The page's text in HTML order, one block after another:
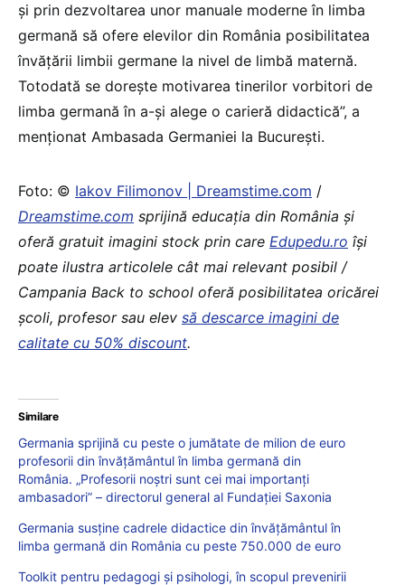
şi prin dezvoltarea unor manuale moderne în limba
germană să ofere elevilor din România posibilitatea
învăţării limbii germane la nivel de limbă maternă.
Totodată se doreşte motivarea tinerilor vorbitori de
limba germană în a-şi alege o carieră didactică”, a
menţionat Ambasada Germaniei la Bucureşti.
Foto: © Iakov Filimonov | Dreamstime.com /
Dreamstime.com sprijină educaţia din România şi
oferă gratuit imagini stock prin care Edupedu.ro îşi
poate ilustra articolele cât mai relevant posibil /
Campania Back to school oferă posibilitatea oricărei
școli, profesor sau elev să descarce imagini de
calitate cu 50% discount.
Similare
Germania sprijină cu peste o jumătate de milion de euro
profesorii din învăţământul în limba germană din
România. „Profesorii noştri sunt cei mai importanţi
ambasadori” – directorul general al Fundaţiei Saxonia
Germania susține cadrele didactice din învățământul în
limba germană din România cu peste 750.000 de euro
Toolkit pentru pedagogi și psihologi, în scopul prevenirii